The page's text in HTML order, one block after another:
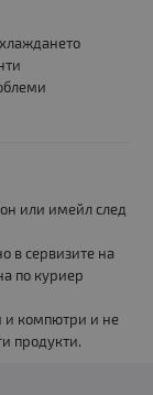
или имейл след
в сервизите на
по куриер
и компютри и не
продукти.